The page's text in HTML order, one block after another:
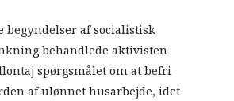
begyndelser af socialistisk
behandlede aktivisten
spørgsmålet om at befri
af ulønnet husarbejde, idet